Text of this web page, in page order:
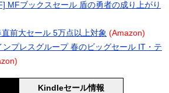
MFブックスセール 盾の勇者の成り上がり
前大セール 5万点以上対象 (Amazon)
プレスグループ 春のビッグセール IT・テ
Kindleセール情報